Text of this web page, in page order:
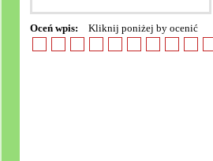
Oceń wpis: Kliknij poniżej by ocenić